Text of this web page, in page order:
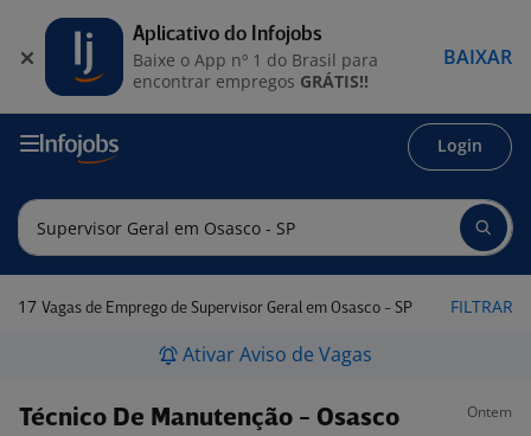
Login
17 Vagas de Emprego de Supervisor Geral em Osasco - SP FILTRAR
Ativar Aviso de Vagas
Técnico De Manutenção - Osasco Ontem
Aplicativo do Infojobs
Baixe o App nº 1 do Brasil para
encontrar empregos GRÁTIS!!
BAIXAR